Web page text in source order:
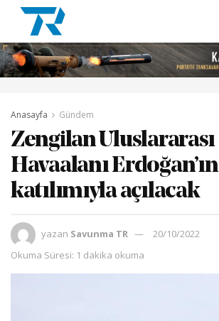
Anasayfa Gündem
Zengilan Uluslararası
Havaalanı Erdoğan’ın
katılımıyla açılacak
yazan Savunma TR
20/10/2022
Okuma Süresi: 1 dakika okuma